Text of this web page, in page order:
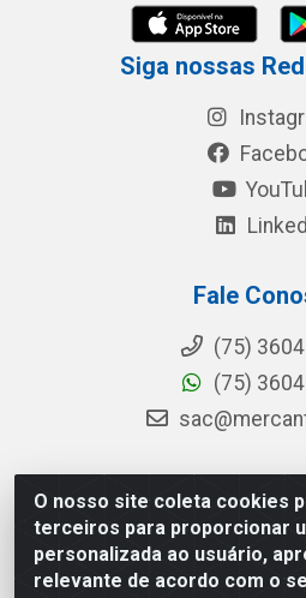
O nosso site coleta cookies
terceiros para proporcionar
personalizada ao usuário,
relevante de acordo com o
Siga nossas
Fale
(75)
(75)
Mercante Distribuidora - Rua
Feira de Santana/BA - CEP
96.755.848/